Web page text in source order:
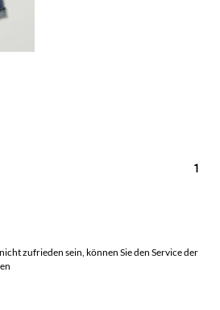
1
zufrieden sein, können Sie den Service der